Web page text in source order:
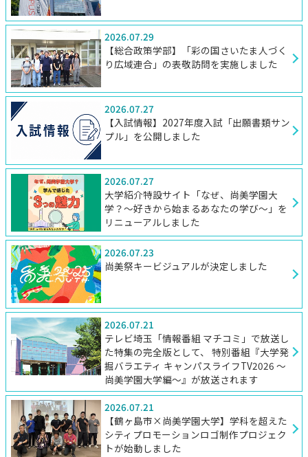
2026.07.29
【総合政策学部】「彩の国さいたま人づく
り広域連合」の表敬訪問を実施しました
2026.07.27
【入試情報】2027年度入試「出願書類サン
プル」を公開しました
2026.07.27
大学紹介特設サイト「なぜ、尚美学園大
学？～好きから始まるあなたの学び～」を
リニューアルしました
2026.07.23
尚美祭キービジュアルが決定しました
2026.07.21
テレビ埼玉「情報番組 マチコミ」で放送し
た特集の完全版として、 特別番組『大学発
掘バラエティ キャンパスライフTV2026 ～
尚美学園大学編～』が放送されます
2026.07.21
【鶴ヶ島市×尚美学園大学】学科を超えた
シティプロモーションロゴ制作プロジェク
トが始動しました